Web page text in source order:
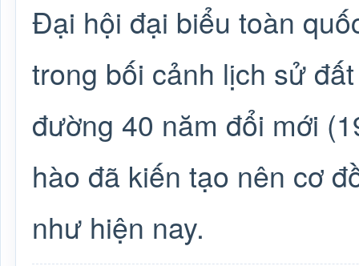
Đại hội đại biểu toàn
trong bối cảnh lịch sử
đường 40 năm đổi mới
hào đã kiến tạo nên cơ
như hiện nay.